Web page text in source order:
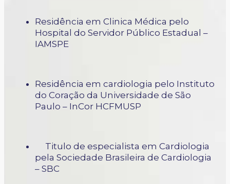
Residência em Clinica Médica pelo
Hospital do Servidor Público Estadual –
IAMSPE
Residência em cardiologia pelo Instituto
do Coração da Universidade de São
Paulo – InCor HCFMUSP
Titulo de especialista em Cardiologia
pela Sociedade Brasileira de Cardiologia
– SBC